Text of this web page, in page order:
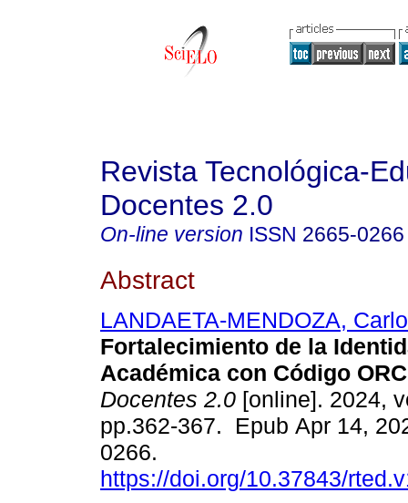
Revista Tecnológica-
Docentes 2.0
On-line version ISSN 2665-0266
Abstract
LANDAETA-MENDOZA,
Fortalecimiento de la
Académica con Código
Docentes 2.0 [online]. 2024,
pp.362-367. Epub Apr 14,
0266.
https://doi.org/10.37843/